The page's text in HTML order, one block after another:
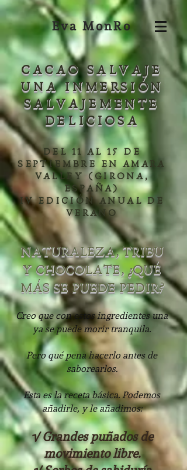
Eva MonRo
CACAO SALVAJE
UNA INMERSIÓN
SALVAJEMENTE
DELICIOSA
DEL 11 AL 15 DE
SEPTIEMBRE EN AMARA
VALLEY (GIRONA,
ESPAÑA)
IV EDICIÓN ANUAL DE
VERANO
NATURALEZA, TRIBU
Y CHOCOLATE, ¿QUÉ
MÁS SE PUEDE PEDIR?
Creo que con estos ingredientes una
ya se puede morir tranquila.
Pero qué pena hacerlo antes de
saborearlos.
Esta es la receta básica.Podemos
añadirle, y le añadimos:
√ Grandes puñados de
movimiento libre.